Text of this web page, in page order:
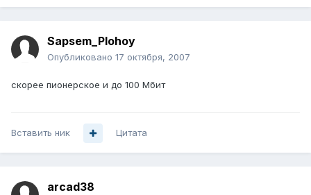
Sapsem_Plohoy
Опубликовано 17 октября, 2007
скорее пионерское и до 100 Мбит
Вставить ник Цитата
arcad38